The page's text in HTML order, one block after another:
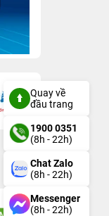
Quay về
đầu trang
1900 0351
(8h - 22h)
Chat Zalo
(8h - 22h)
Messenger
(8h - 22h)